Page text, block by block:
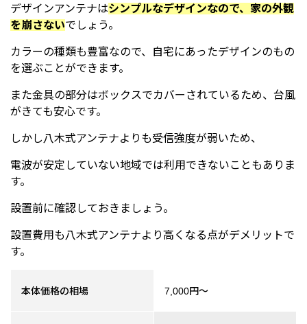
デザインアンテナはシンプルなデザインなので、家の外観
を崩さないでしょう。
カラーの種類も豊富なので、自宅にあったデザインのもの
を選ぶことができます。
また金具の部分はボックスでカバーされているため、台風
がきても安心です。
しかし八木式アンテナよりも受信強度が弱いため、
電波が安定していない地域では利用できないこともありま
す。
設置前に確認しておきましょう。
設置費用も八木式アンテナより高くなる点がデメリットで
す。
本体価格の相場 7,000円～